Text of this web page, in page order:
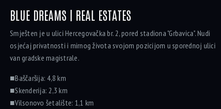
BLUE DREAMS | REAL ESTATES
Smješten je u ulici Hercegovačka br. 2, pored stadiona "Grbavica". Nudi
osjećaj privatnosti i mirnog života svojom pozicijom u sporednoj ulici
van gradske magistrale.
■Baščaršija: 4,8 km
■Skenderija: 2,3 km
■Vilsonovo šetalište: 1,1 km